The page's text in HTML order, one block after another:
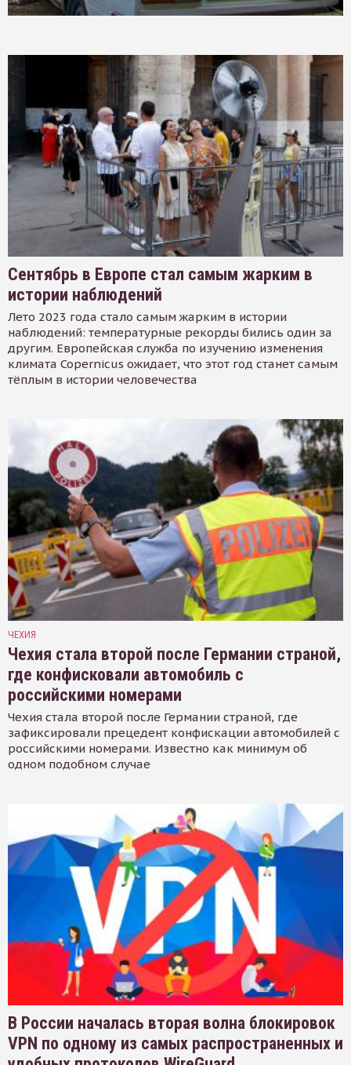
Сентябрь в Европе стал самым жарким в
истории наблюдений
Лето 2023 года стало самым жарким в истории
наблюдений: температурные рекорды бились один за
другим. Европейская служба по изучению изменения
климата Copernicus ожидает, что этот год станет самым
тёплым в истории человечества
ЧЕХИЯ
Чехия стала второй после Германии страной,
где конфисковали автомобиль с
российскими номерами
Чехия стала второй после Германии страной, где
зафиксировали прецедент конфискации автомобилей с
российскими номерами. Известно как минимум об
одном подобном случае
В России началась вторая волна блокировок
VPN по одному из самых распространенных и